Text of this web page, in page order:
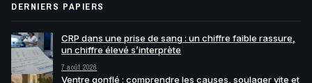
DERNIERS PAPIERS
CRP dans une prise de sang : un chiffre faible rassure,
un chiffre élevé s’interprète
7 août 2026
Ventre gonflé : comprendre les causes, soulager vite et